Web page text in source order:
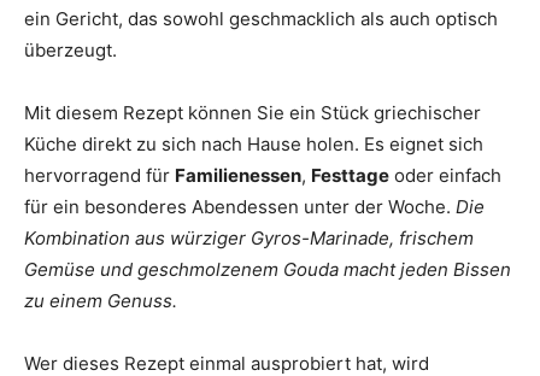
ein Gericht, das sowohl geschmacklich als auch optisch
überzeugt.
Mit diesem Rezept können Sie ein Stück griechischer
Küche direkt zu sich nach Hause holen. Es eignet sich
hervorragend für Familienessen, Festtage oder einfach
für ein besonderes Abendessen unter der Woche. Die
Kombination aus würziger Gyros-Marinade, frischem
Gemüse und geschmolzenem Gouda macht jeden Bissen
zu einem Genuss.
Wer dieses Rezept einmal ausprobiert hat, wird